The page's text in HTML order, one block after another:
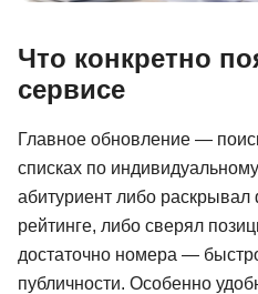
Что конкретно
сервисе
Главное обновление —
списках по
абитуриент либо
рейтинге, либо сверял
достаточно номера —
публичности. Особенно